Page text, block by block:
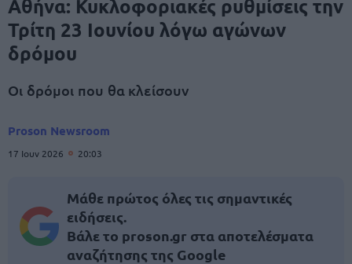
Αθήνα: Κυκλοφοριακές ρυθμίσεις την
Τρίτη 23 Ιουνίου λόγω αγώνων
δρόμου
Οι δρόμοι που θα κλείσουν
Proson Newsroom
17 Ιουν 2026 20:03
Μάθε πρώτος όλες τις σημαντικές
ειδήσεις.
Βάλε το proson.gr στα αποτελέσματα
αναζήτησης της Google